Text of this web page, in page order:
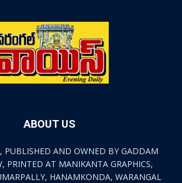
ABOUT US
PUBLISHED AND OWNED BY GADDAM
PRINTED AT MANIKANTA GRAPHICS,
HANAMKONDA, WARANGAL